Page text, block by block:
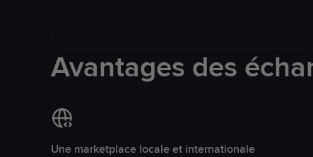
Avantages des
Une marketplace locale et internationale